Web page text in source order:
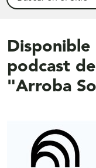
Disponible
podcast
"Arroba